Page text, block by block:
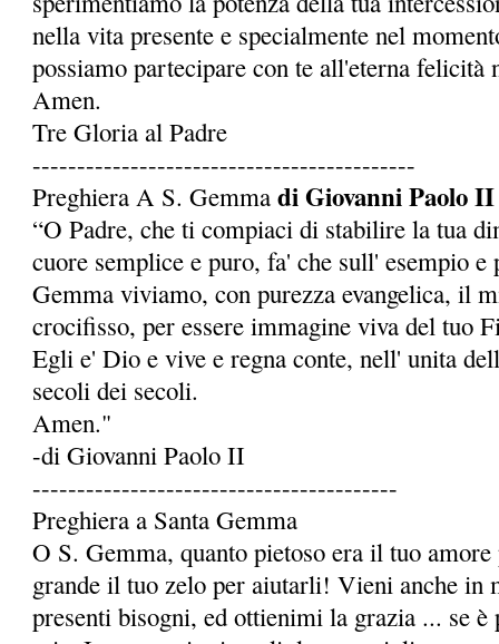
nella vita presente e specialmente nel
possia­mo partecipare con te all'eterna felicità
Amen.
Tre Gloria al Padre
-------------------------------------------
Preghiera A S. Gemmadi Giovanni Paolo II
“O Padre, che ti compiaci di stabilire la tua
cuore semplice e puro, fa' che sull' esempio
Gemma viviamo, con purezza evangelica, il
crocifisso, per essere immagine viva del tuo
Egli e' Dio e vive e regna conte, nell' unita
secoli dei secoli.
Amen."
-di Giovanni Paolo II
-----------------------------------------
Preghiera a Santa Gemma
O S. Gemma, quanto pietoso era il tuo
grande il tuo zelo per aiutarli! Vieni anche in
presenti bisogni, ed ottienimi la grazia ... se